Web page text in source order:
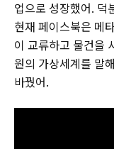
업으로 성장했어. 덕
현재 페이스북은 메
이 교류하고 물건을
원의 가상세계를 말
바꿨어.